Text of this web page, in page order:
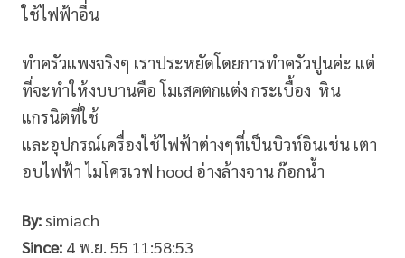
ใช้ไฟฟ้าอื่น
ทำครัวแพงจริงๆ เราประหยัดโดยการทำครัวปูนค่ะ แต่
ที่จะทำให้งบบานคือ โมเสคตกแต่ง กระเบื้อง หิน
แกรนิตที่ใช้
และอุปกรณ์เครื่องใช้ไฟฟ้าต่างๆที่เป็นบิวท์อินเช่น เตา
อบไฟฟ้า ไมโครเวฟ hood อ่างล้างจาน ก๊อกน้ำ
By: simiach
Since: 4 พ.ย. 55 11:58:53